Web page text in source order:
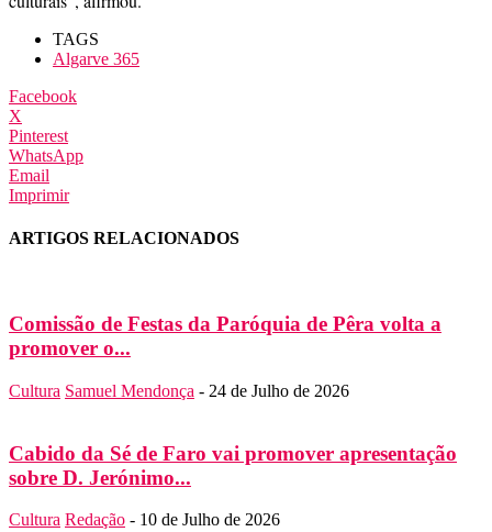
TAGS
Algarve 365
Facebook
X
Pinterest
WhatsApp
Email
Imprimir
ARTIGOS RELACIONADOS
Comissão de Festas da Paróquia de Pêra volta a
promover o...
Cultura Samuel Mendonça - 24 de Julho de 2026
Cabido da Sé de Faro vai promover apresentação
sobre D. Jerónimo...
Cultura Redação - 10 de Julho de 2026